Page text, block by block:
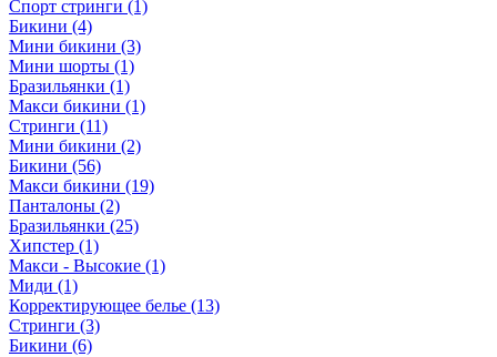
Спорт стринги (1)
Бикини (4)
Мини бикини (3)
Мини шорты (1)
Бразильянки (1)
Макси бикини (1)
Стринги (11)
Мини бикини (2)
Бикини (56)
Макси бикини (19)
Панталоны (2)
Бразильянки (25)
Хипстер (1)
Макси - Высокие (1)
Миди (1)
Корректирующее белье (13)
Стринги (3)
Бикини (6)